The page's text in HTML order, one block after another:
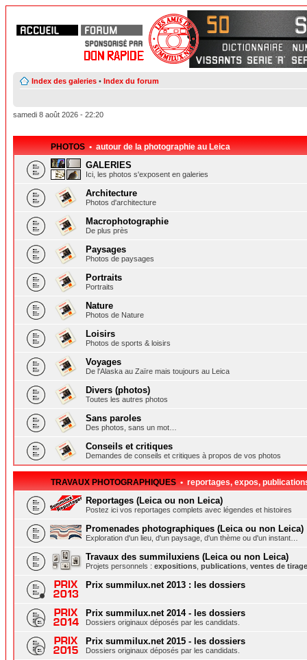
Index des galeries • Index du forum
samedi 8 août 2026 - 22:20
PHOTOS • autour de la photographie au Leica
GALERIES
Ici, les photos s'exposent en galeries
Architecture
Photos d'architecture
Macrophotographie
De plus près
Paysages
Photos de paysages
Portraits
Portraits
Nature
Photos de Nature
Loisirs
Photos de sports & loisirs
Voyages
De l'Alaska au Zaïre mais toujours au Leica
Divers (photos)
Toutes les autres photos
Sans paroles
Des photos, sans un mot…
Conseils et critiques
Demandes de conseils et critiques à propos de vos photos
TRAVAUX PHOTOGRAPHIQUES• reportages, expos,
Reportages (Leica ou non Leica)
Postez ici vos reportages complets avec légendes et histoires
Promenades photographiques (Leica ou non Leica)
Exploration d'un lieu, d'un paysage, d'un thème ou d'un instant…
Travaux des summiluxiens (Leica ou non Leica)
Projets personnels : expositions publications ventes de
Prix summilux.net 2013 : les dossiers
Prix summilux.net 2014 - les dossiers
Dossiers originaux déposés par les candidats.
Prix summilux.net 2015 - les dossiers
Dossiers originaux déposés par les candidats.